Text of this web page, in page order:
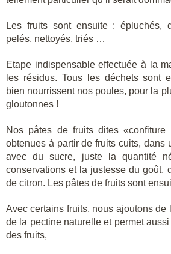
Les fruits sont ensuite : épluchés,
pelés, nettoyés, triés …
Etape indispensable effectuée à la
les résidus. Tous les déchets sont
bien nourrissent nos poules, pour la
gloutonnes !
Nos pâtes de fruits dites «confiture
obtenues à partir de fruits cuits, dans
avec du sucre, juste la quantité
conservations et la justesse du goût,
de citron. Les pâtes de fruits sont
Avec certains fruits, nous ajoutons de
de la pectine naturelle et permet
des fruits,